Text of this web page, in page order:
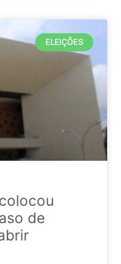
ELEIÇÕES
de